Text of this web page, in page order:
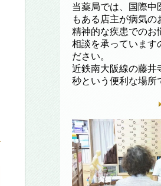
当薬局では、国際中
もある店主が病気の
精神的な疾患でのお
相談を承っています
ださい。
近鉄南大阪線の藤井
秒という便利な場所